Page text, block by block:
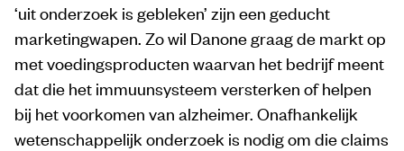
‘uit onderzoek is gebleken’ zijn een geducht
marketingwapen. Zo wil Danone graag de markt op
met voedingsproducten waarvan het bedrijf meent
dat die het immuunsysteem versterken of helpen
bij het voorkomen van alzheimer. Onafhankelijk
wetenschappelijk onderzoek is nodig om die claims